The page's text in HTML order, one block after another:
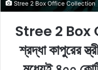
Stree 2 Box Office Collection
Stree 2
শ্রদ্ধা কাপুরের